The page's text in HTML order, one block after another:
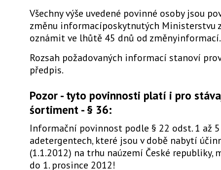
Všechny výše uvedené povinné osoby jsou
změnu informacíposkytnutých Ministerstvu
oznámit ve lhůtě 45 dnů od změnyinformací.
Rozsah požadovaných informací stanoví
předpis.
Pozor - tyto povinnosti platí i pro
śortiment - § 36:
Informační povinnost podle § 22 odst. 1 až
adetergentech, které jsou v době nabytí
(1.1.2012) na trhu naúzemí České republiky,
do 1. prosince 2012!